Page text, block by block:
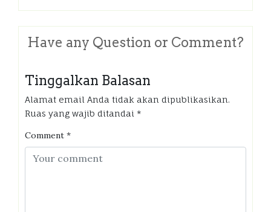
Have any Question or Comment?
Tinggalkan Balasan
Alamat email Anda tidak akan dipublikasikan.
Ruas yang wajib ditandai *
Comment *